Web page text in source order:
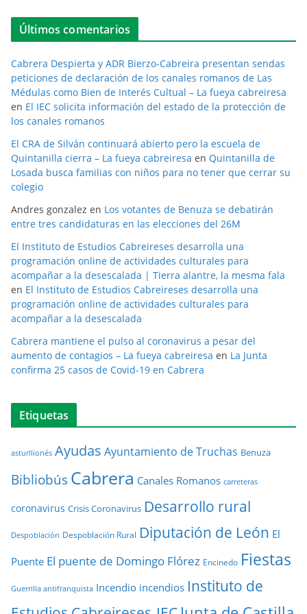
Últimos comentarios
Cabrera Despierta y ADR Bierzo-Cabreira presentan sendas
peticiones de declaración de los canales romanos de Las
Médulas como Bien de Interés Cultual – La fueya cabreiresa
en El IEC solicita información del estado de la protección de
los canales romanos
El CRA de Silván continuará abierto pero la escuela de
Quintanilla cierra – La fueya cabreiresa en Quintanilla de
Losada busca familias con niños para no tener que cerrar su
colegio
Andres gonzalez en Los votantes de Benuza se debatirán
entre tres candidaturas en las elecciones del 26M
El Instituto de Estudios Cabreireses desarrolla una
programación online de actividades culturales para
acompañar a la desescalada | Tierra alantre, la mesma fala
en El Instituto de Estudios Cabreireses desarrolla una
programación online de actividades culturales para
acompañar a la desescalada
Cabrera mantiene el pulso al coronavirus a pesar del
aumento de contagios – La fueya cabreiresa en La Junta
confirma 25 casos de Covid-19 en Cabrera
Etiquetas
asturllionés Ayudas Ayuntamiento de Truchas Benuza
BibliobúsCabrera Canales Romanos carreteras
coronavirus Crisis Coronavirus Desarrollo rural
Despoblación Despoblación Rural Diputación de León El
Puente El puente de Domingo Flórez Encinedo Fiestas
Guerrilla antifranquista Incendio incendios Instituto de